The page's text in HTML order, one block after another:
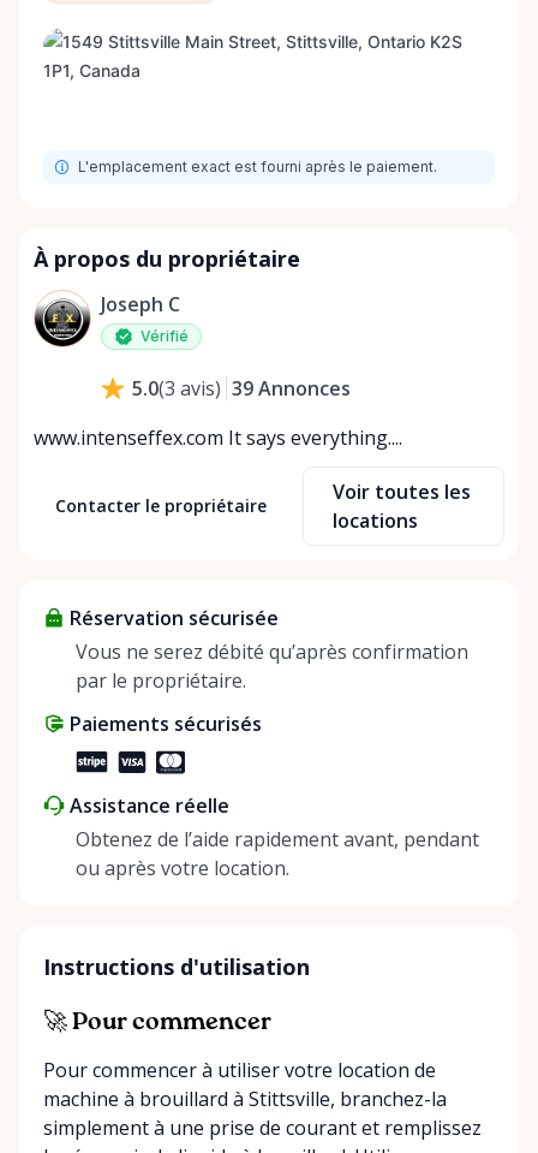
L'emplacement exact est fourni après le paiement.
À propos du propriétaire
Joseph C
Vérifié
5.0(3 avis) 39Annonces
www.intenseffex.com It says everything....
Contacter le propriétaire
Voir toutes les
locations
Réservation sécurisée
Vous ne serez débité qu’après confirmation
par le propriétaire.
Paiements sécurisés
Assistance réelle
Obtenez de l’aide rapidement avant, pendant
ou après votre location.
Instructions d'utilisation
🚀 Pour commencer
Pour commencer à utiliser votre location de
machine à brouillard à Stittsville, branchez-la
simplement à une prise de courant et remplissez